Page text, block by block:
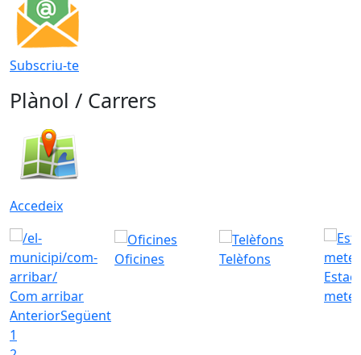
Subscriu-te
Plànol / Carrers
Accedeix
Com arribar
Oficines
Telèfons
AnteriorSegüent
1